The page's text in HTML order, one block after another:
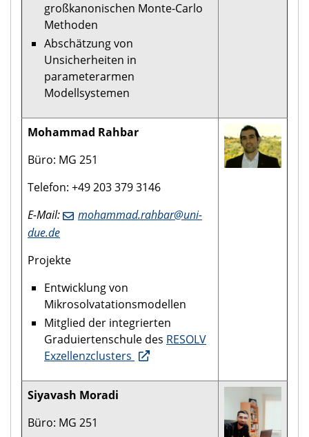
großkanonischen Monte-Carlo
Methoden
Abschätzung von
Unsicherheiten in
parameterarmen
Modellsystemen
Mohammad Rahbar
Büro: MG 251
Telefon: +49 203 379 3146
E-Mail:
mohammad.rahbar@uni-
due.de
Projekte
Entwicklung von
Mikrosolvatationsmodellen
Mitglied der integrierten
Graduiertenschule des RESOLV
Exzellenzclusters
Siyavash Moradi
Büro: MG 251